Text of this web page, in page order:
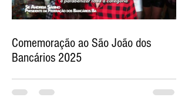
Comemoração ao São João dos
Bancários 2025